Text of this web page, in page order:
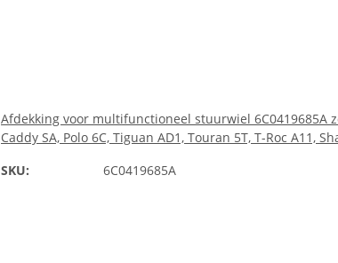
Afdekking voor multifunctioneel stuurwiel 6C0419685A
Caddy SA, Polo 6C, Tiguan AD1, Touran 5T, T-Roc A11,
SKU:
6C0419685A